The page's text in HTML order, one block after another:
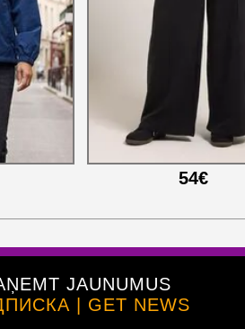
54€
JAUNUMUS
| GET NEWS